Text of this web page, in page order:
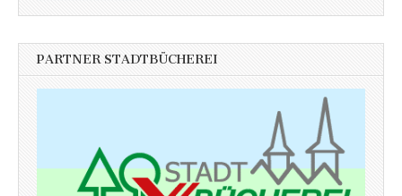
PARTNER STADTBÜCHEREI